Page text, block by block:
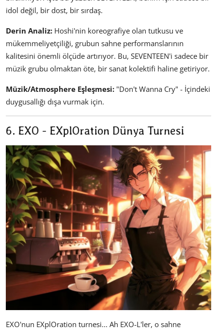
idol değil, bir dost, bir sırdaş.
Derin Analiz: Hoshi'nin koreografiye olan tutkusu ve
mükemmeliyetçiliği, grubun sahne performanslarının
kalitesini önemli ölçüde artırıyor. Bu, SEVENTEEN'i sadece bir
müzik grubu olmaktan öte, bir sanat kolektifi haline getiriyor.
Müzik/Atmosphere Eşleşmesi: "Don't Wanna Cry" - İçindeki
duygusallığı dışa vurmak için.
6. EXO - EXplOration Dünya Turnesi
EXO'nun EXplOration turnesi... Ah EXO-L'ler, o sahne